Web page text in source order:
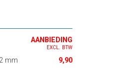
AANBIEDING
EXCL. BTW
mm 9,90